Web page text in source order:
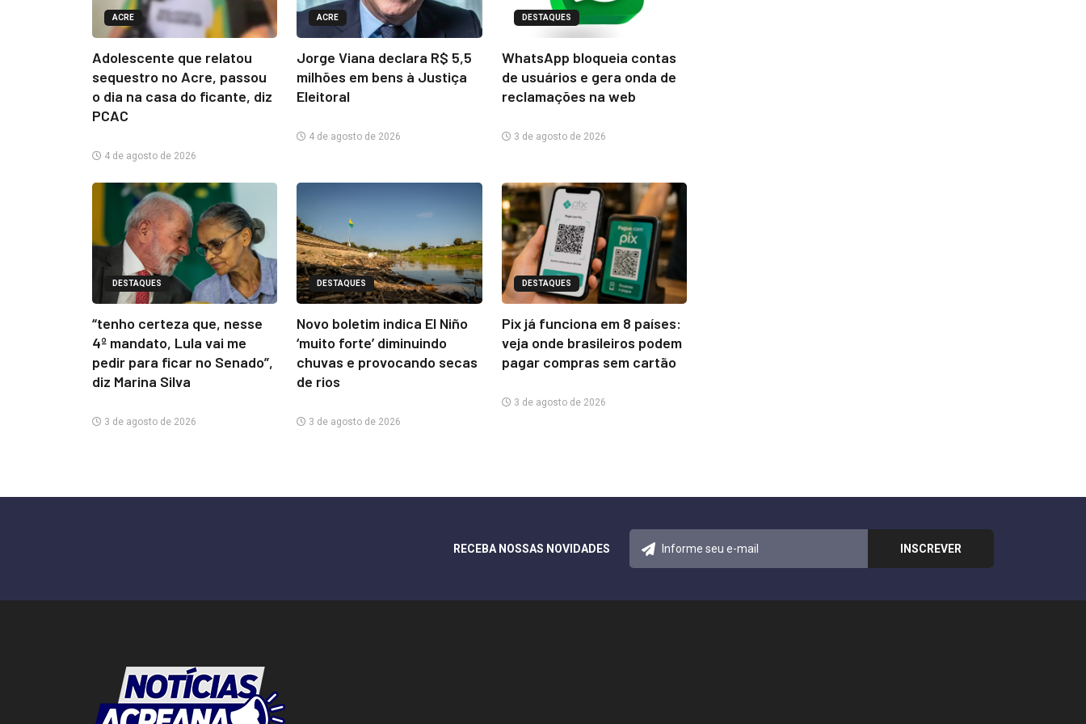
ACRE
Adolescente que relatou
sequestro no Acre, passou
o dia na casa do ficante, diz
PCAC
4 de agosto de 2026
ACRE
Jorge Viana declara R$ 5,5
milhões em bens à Justiça
Eleitoral
4 de agosto de 2026
DESTAQUES
WhatsApp bloqueia contas
de usuários e gera onda de
reclamações na web
3 de agosto de 2026
DESTAQUES
“tenho certeza que, nesse
4º mandato, Lula vai me
pedir para ficar no Senado”,
diz Marina Silva
3 de agosto de 2026
DESTAQUES
Novo boletim indica El Niño
‘muito forte’ diminuindo
chuvas e provocando secas
de rios
3 de agosto de 2026
DESTAQUES
Pix já funciona em 8 países:
veja onde brasileiros podem
pagar compras sem cartão
3 de agosto de 2026
RECEBA NOSSAS NOVIDADES